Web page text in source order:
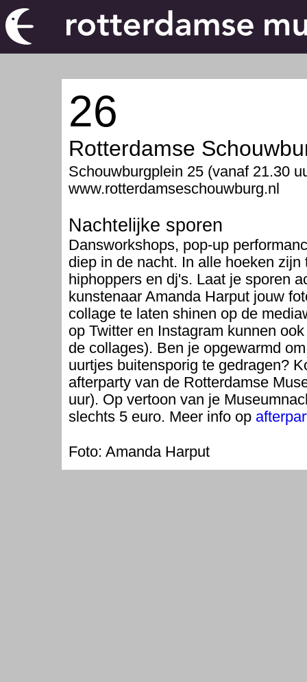
26
Rotterdamse
Schouwburgplein 25 (vanaf 21.30
www.rotterdamseschouwburg.nl
Nachtelijke sporen
Dansworkshops, pop-up
diep in de nacht. In alle hoeken
hiphoppers en dj's. Laat je sporen
kunstenaar Amanda Harput jouw
collage te laten shinen op de
op Twitter en Instagram kunnen
de collages). Ben je opgewarmd
uurtjes buitensporig te gedragen?
afterparty van de Rotterdamse
uur). Op vertoon van je
slechts 5 euro. Meer info op
Foto: Amanda Harput